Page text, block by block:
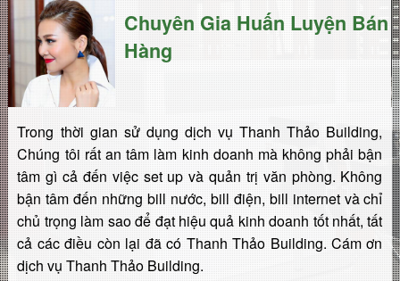
Chuyên Gia Huấn Luyện Bán
Hàng
Trong thời gian sử dụng dịch vụ Thanh Thảo Building,
Chúng tôi rất an tâm làm kinh doanh mà không phải bận
tâm gì cả đến việc set up và quản trị văn phòng. Không
bận tâm đến những bill nước, bill điện, bill internet và chỉ
chủ trọng làm sao để đạt hiệu quả kinh doanh tốt nhất, tất
cả các điều còn lại đã có Thanh Thảo Building. Cám ơn
dịch vụ Thanh Thảo Building.